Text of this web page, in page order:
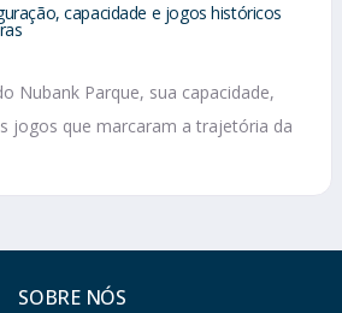
capacidade e jogos históricos
Nubank Parque, sua capacidade,
jogos que marcaram a trajetória da
SOBRE NÓS